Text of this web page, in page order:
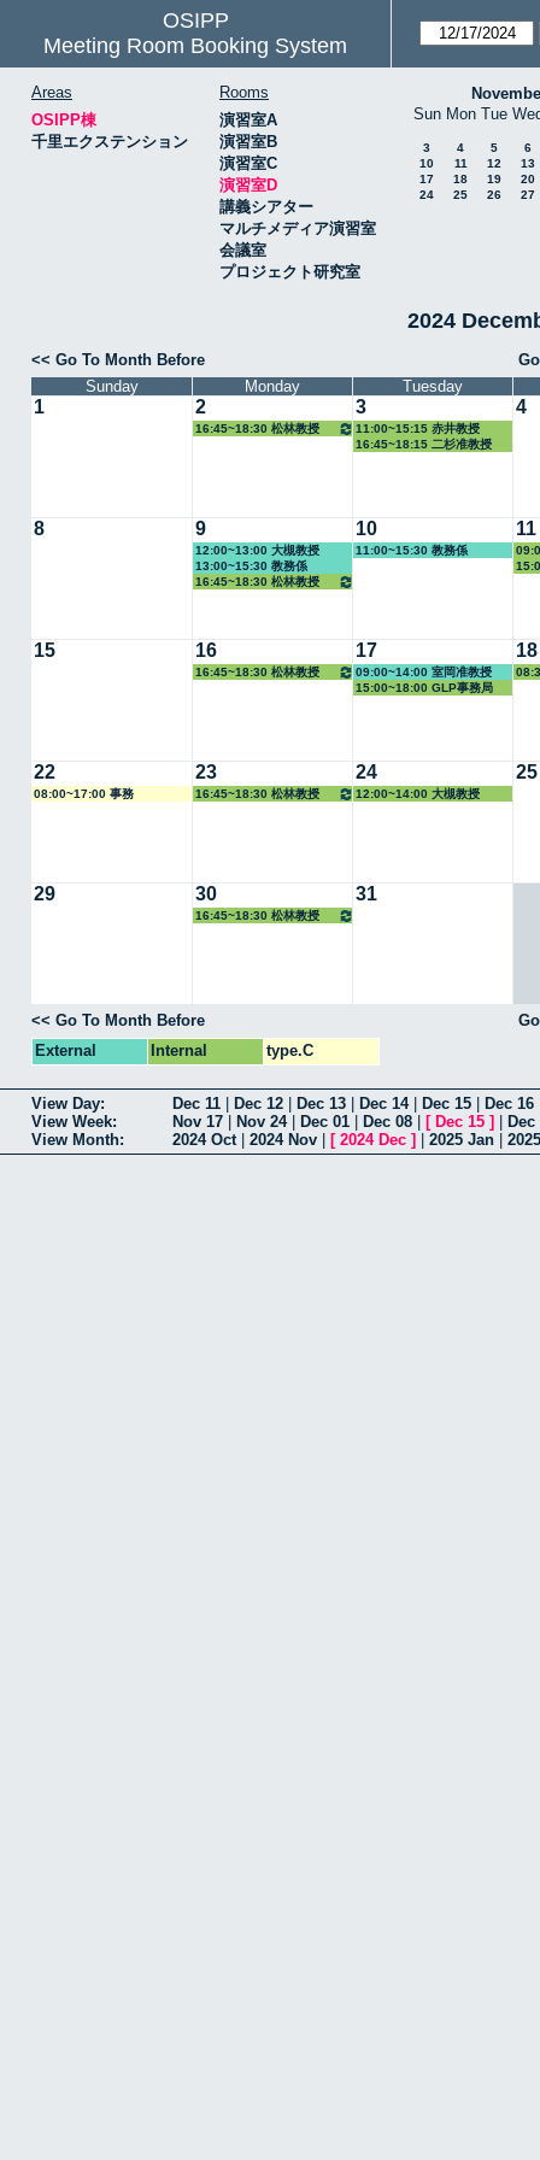
OSIPP
Meeting Room Booking System
Areas
OSIPP棟
千里エクステンション
Rooms
演習室A
演習室B
演習室C
演習室D
講義シアター
マルチメディア演習室
会議室
プロジェクト研究室
Sun Mon Tue
3 4 5
6
10
11 12
13
17
18 19
20
24
25 26 27
2024
<< Go To Month Before
Sunday
Monday Tuesday
1 2
16:45~18:30 松林教授
3
11:00~15:15 赤井教授
16:45~18:15 二杉准教授
4
8 9
12:00~13:00 大槻教授
13:00~15:30 教務係
16:45~18:30 松林教授
10
11:00~15:30 教務係
11
15 16
16:45~18:30 松林教授
17
09:00~14:00 室岡准教授
15:00~18:00 GLP事務局
18
22
08:00~17:00 事務
23
16:45~18:30 松林教授
24
12:00~14:00 大槻教授
25
29 30
16:45~18:30 松林教授
31
<< Go To Month Before
External
Internal type.C
View Day: Dec 11 Dec 12 Dec 13 Dec 14| Dec 15 Dec 16
View Week:
Nov 17 Nov 24| Dec 01 Dec 08 [ Dec 15 ]
Dec
View Month:
2024 Oct 2024 Nov [ 2024 Dec ] 2025 Jan